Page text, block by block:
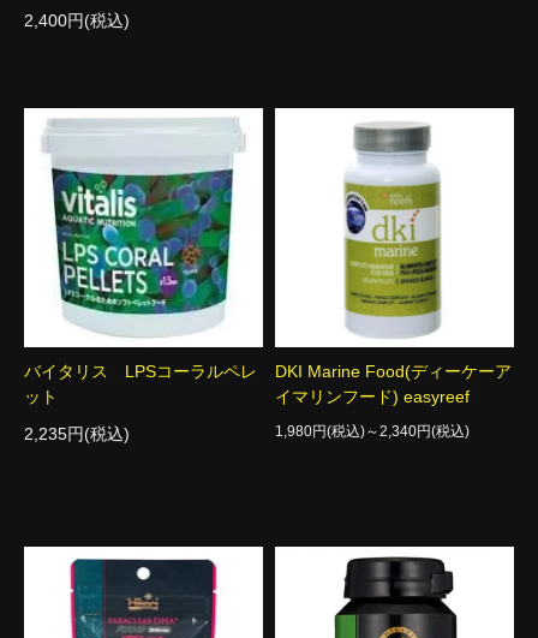
2,400円(税込)
バイタリス LPSコーラルペレ
ット
2,235円(税込)
DKI Marine Food(ディーケーア
イマリンフード) easyreef
1,980円(税込)～2,340円(税込)